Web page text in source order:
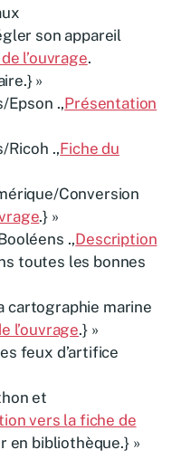
son appareil
l’ouvrage.
»
Epson .,Présentation
Ricoh .,Fiche du
Conversion
.} »
.,Description
toutes les bonnes
cartographie marine
l’ouvrage.} »
feux d’artifice
et
vers la fiche de
en bibliothèque.} »